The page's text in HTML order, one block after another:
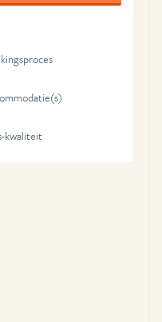
kwaliteit